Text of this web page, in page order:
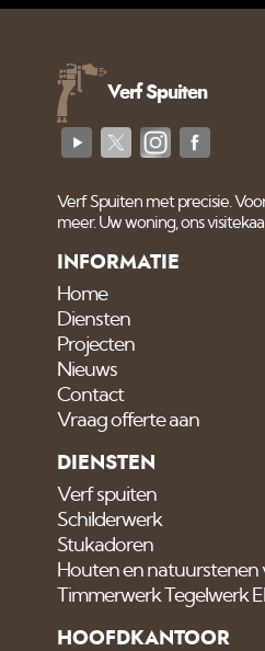
Verf Spuiten
Verf Spuiten met precisie.
meer. Uw woning, ons
INFORMATIE
Home
Diensten
Projecten
Nieuws
Contact
Vraag offerte aan
DIENSTEN
Verf spuiten
Schilderwerk
Stukadoren
Houten en natuurstenen
Timmerwerk Tegelwerk
HOOFDKANTOOR